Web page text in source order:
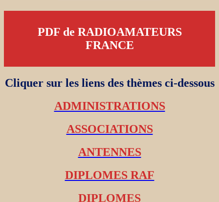
PDF de RADIOAMATEURS
FRANCE
Cliquer sur les liens des thèmes ci-dessous
ADMINISTRATIONS
ASSOCIATIONS
ANTENNES
DIPLOMES RAF
DIPLOMES